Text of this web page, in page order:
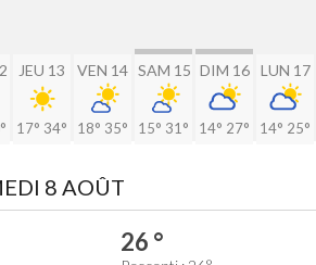
JEU 13
17° 34°
VEN 14
18° 35°
SAM 15
15° 31°
DIM 16
14° 27°
LUN 17
14° 25°
8 AOÛT
26 °